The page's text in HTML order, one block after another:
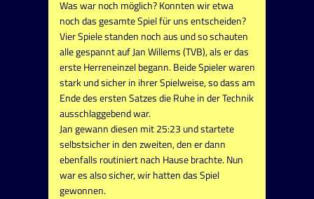
Was war noch möglich? Konnten wir etwa
noch das gesamte Spiel für uns entscheiden?
Vier Spiele standen noch aus und so schauten
alle gespannt auf Jan Willems (TVB), als er das
erste Herreneinzel begann. Beide Spieler waren
stark und sicher in ihrer Spielweise, so dass am
Ende des ersten Satzes die Ruhe in der Technik
ausschlaggebend war.
Jan gewann diesen mit 25:23 und startete
selbstsicher in den zweiten, den er dann
ebenfalls routiniert nach Hause brachte. Nun
war es also sicher, wir hatten das Spiel
gewonnen.